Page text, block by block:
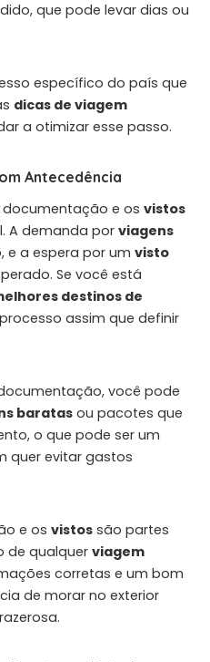
que pode levar dias ou
específico do país que
dicas de viagem
a otimizar esse passo.
Antecedência
documentação e os vistos
A demanda porviagens
e a espera por um visto
Se você está
destinos de
assim que definir
você pode
baratasou pacotes que
o que pode ser um
quer evitar gastos
e os vistos são partes
de qualquer viagem
corretas e um bom
de morar no exterior